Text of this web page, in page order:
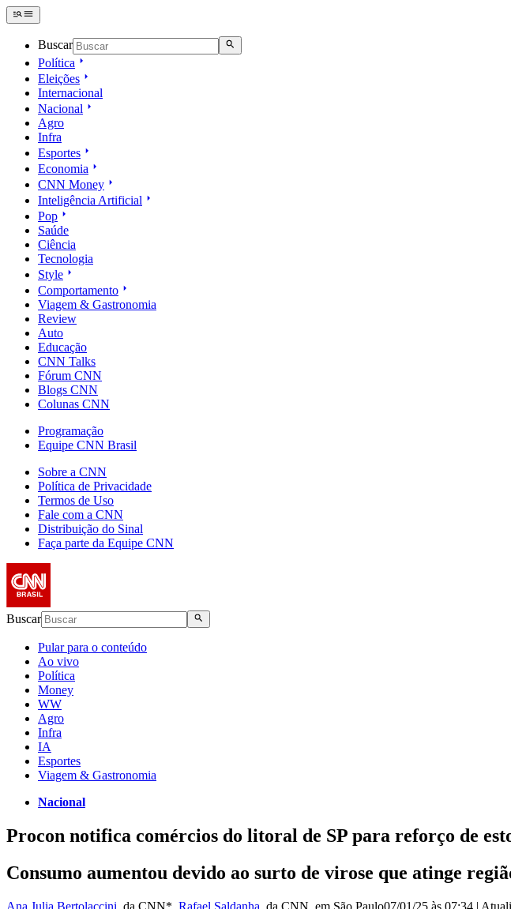
Buscar
Política
Eleições
Internacional
Nacional
Agro
Infra
Esportes
Economia
CNN Money
Inteligência Artificial
Pop
Saúde
Ciência
Tecnologia
Style
Comportamento
Viagem & Gastronomia
Review
Auto
Educação
CNN Talks
Fórum CNN
Blogs CNN
Colunas CNN
Programação
Equipe CNN Brasil
Sobre a CNN
Política de Privacidade
Termos de Uso
Fale com a CNN
Distribuição do Sinal
Faça parte da Equipe CNN
Buscar
Pular para o conteúdo
Ao vivo
Política
Money
WW
Agro
Infra
IA
Esportes
Viagem & Gastronomia
Nacional
Procon notifica comércios do litoral de SP para reforço de
Consumo aumentou devido ao surto de virose que atinge
Ana Julia Bertolaccini, da CNN*, Rafael Saldanha, da CNN, em São Paulo07/01/25 às 07:34 |